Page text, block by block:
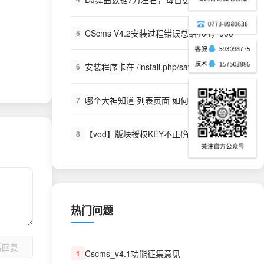
复
5 CScms V4.2安装过程错误总结404，500
6 安装程序卡在 /install.php/save5
7 哪个大神知道 列表页面 如何写获取播放全部路径标签
8 【vod】版块授权KEY不正确,请联系开发者获取授权KEY~!
热门问题
1 Cscms_v4.1功能征集意见